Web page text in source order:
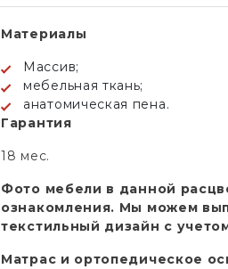
Материалы
Массив;
мебельная ткань;
анатомическая пена.
Гарантия
18 мес.
Фото мебели в данной
ознакомления. Мы можем
текстильный дизайн с
Матрас и ортопедическое